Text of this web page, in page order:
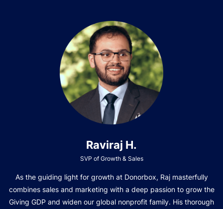
Raviraj H.
SVP of Growth & Sales
As the guiding light for growth at Donorbox, Raj masterfully
combines sales and marketing with a deep passion to grow the
Giving GDP and widen our global nonprofit family. His thorough